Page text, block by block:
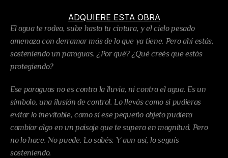
ADQUIERE ESTA OBRA
El agua te rodea, sube hasta tu cintura, y el cielo pesado
amenaza con derramar más de lo que ya tiene. Pero ahí estás,
sosteniendo un paraguas. ¿Por qué? ¿Qué creés que estás
protegiendo?
Ese paraguas no es contra la lluvia, ni contra el agua. Es un
símbolo, una ilusión de control. Lo llevás como si pudieras
evitar lo inevitable, como si ese pequeño objeto pudiera
cambiar algo en un paisaje que te supera en magnitud. Pero
no lo hace. No puede. Lo sabés. Y aun así, lo seguís
sosteniendo.